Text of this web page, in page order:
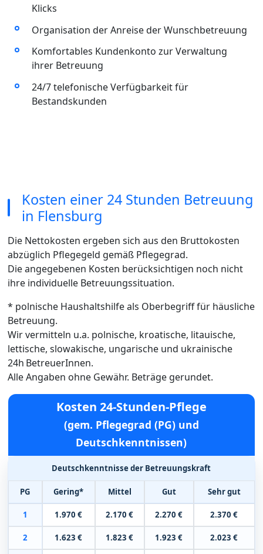
Klicks
Organisation der Anreise der Wunschbetreuung
Komfortables Kundenkonto zur Verwaltung
ihrer Betreuung
24/7 telefonische Verfügbarkeit für
Bestandskunden
Kosten einer 24 Stunden Betreuung
in Flensburg
Die Nettokosten ergeben sich aus den Bruttokosten
abzüglich Pflegegeld gemäß Pflegegrad.
Die angegebenen Kosten berücksichtigen noch nicht
ihre individuelle Betreuungssituation.
* polnische Haushaltshilfe als Oberbegriff für häusliche
Betreuung.
Wir vermitteln u.a. polnische, kroatische, litauische,
lettische, slowakische, ungarische und ukrainische
24h BetreuerInnen.
Alle Angaben ohne Gewähr. Beträge gerundet.
Kosten 24-Stunden-Pflege
(gem. Pflegegrad (PG) und
Deutschkenntnissen)
Deutschkenntnisse der Betreuungskraft
PG Gering* Mittel Gut Sehr gut
1 1.970 € 2.170 € 2.270 € 2.370 €
2 1.623 € 1.823 € 1.923 € 2.023 €